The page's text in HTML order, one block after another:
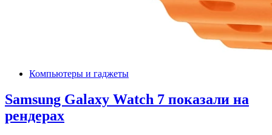
Компьютеры и гаджеты
Samsung Galaxy Watch 7 показали на
рендерах